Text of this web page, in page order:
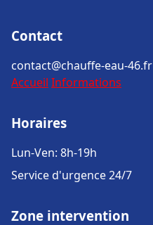
Contact
contact@chauffe-eau-46.fr
Accueil Informations
Horaires
Lun-Ven: 8h-19h
Service d'urgence 24/7
Zone intervention